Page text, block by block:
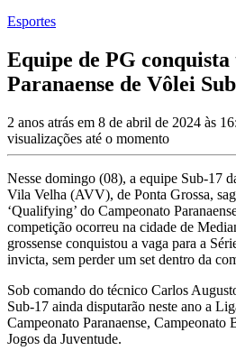
Esportes
Equipe de PG
Paranaense de Vôlei
2 anos atrás em 8 de abril de 2024 às
visualizações até o momento
Nesse domingo (08), a equipe Sub-17
Vila Velha (AVV), de Ponta Grossa,
‘Qualifying’ do Campeonato
competição ocorreu na cidade de
grossense conquistou a vaga para a
invicta, sem perder um set dentro da
Sob comando do técnico Carlos
Sub-17 ainda disputarão neste ano a
Campeonato Paranaense, Campeonato
Jogos da Juventude.